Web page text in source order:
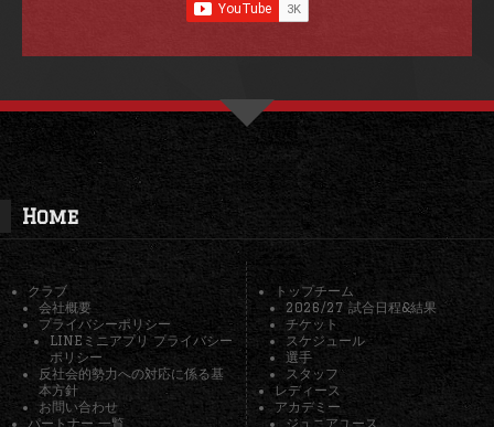
Home
クラブ
会社概要
プライバシーポリシー
LINEミニアプリ プライバシー
ポリシー
反社会的勢力への対応に係る基
本方針
お問い合わせ
パートナー 一覧
トップチーム
2026/27 試合日程&結果
チケット
スケジュール
選手
スタッフ
レディース
アカデミー
ジュニアユース